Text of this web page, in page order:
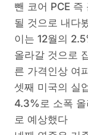
뺀 코어 PCE
될 것으로 내다
이는 12월의
올라갈 것으로
른 가격인상 여
셋째 미국의 실
4.3%로 소폭
로 예상했다